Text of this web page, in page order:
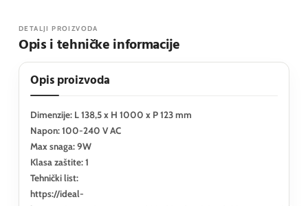
DETALJI PROIZVODA
Opis i tehničke informacije
Opis proizvoda
Dimenzije: L 138,5 x H 1000 x P 123 mm
Napon: 100-240 V AC
Max snaga: 9W
Klasa zaštite: 1
Tehnički list:
https://ideal-